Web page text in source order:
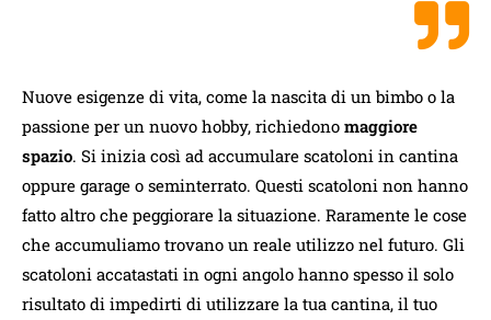
Nuove esigenze di vita, come la nascita di un bimbo o la
passione per un nuovo hobby, richiedono maggiore
spazio. Si inizia così ad accumulare scatoloni in cantina
oppure garage o seminterrato. Questi scatoloni non hanno
fatto altro che peggiorare la situazione. Raramente le cose
che accumuliamo trovano un reale utilizzo nel futuro. Gli
scatoloni accatastati in ogni angolo hanno spesso il solo
risultato di impedirti di utilizzare la tua cantina, il tuo